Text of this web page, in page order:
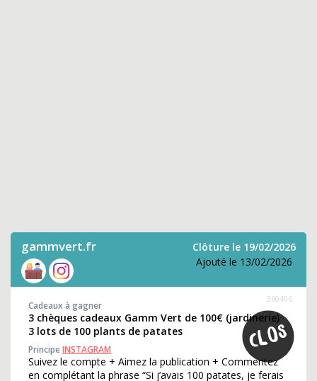
gammvert.fr
Clôture le 19/02/2026
Ajouté le 13/02/2026
360406
Cadeaux à gagner
3 chèques cadeaux Gamm Vert de 100€ (jardinerie)
3 lots de 100 plants de patates
PrincipeINSTAGRAM
Suivez le compte + Aimez la publication + Commentez
en complétant la phrase “Si j’avais 100 patates, je ferais